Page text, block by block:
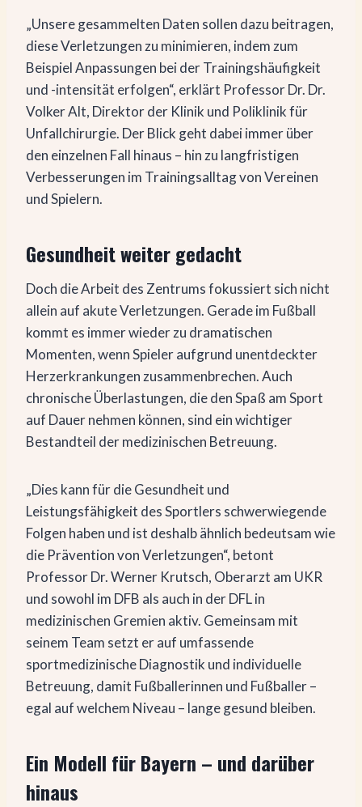
„Unsere gesammelten Daten sollen dazu beitragen,
diese Verletzungen zu minimieren, indem zum
Beispiel Anpassungen bei der Trainingshäufigkeit
und -intensität erfolgen“, erklärt Professor Dr. Dr.
Volker Alt, Direktor der Klinik und Poliklinik für
Unfallchirurgie. Der Blick geht dabei immer über
den einzelnen Fall hinaus – hin zu langfristigen
Verbesserungen im Trainingsalltag von Vereinen
und Spielern.
Gesundheit weiter gedacht
Doch die Arbeit des Zentrums fokussiert sich nicht
allein auf akute Verletzungen. Gerade im Fußball
kommt es immer wieder zu dramatischen
Momenten, wenn Spieler aufgrund unentdeckter
Herzerkrankungen zusammenbrechen. Auch
chronische Überlastungen, die den Spaß am Sport
auf Dauer nehmen können, sind ein wichtiger
Bestandteil der medizinischen Betreuung.
„Dies kann für die Gesundheit und
Leistungsfähigkeit des Sportlers schwerwiegende
Folgen haben und ist deshalb ähnlich bedeutsam wie
die Prävention von Verletzungen“, betont
Professor Dr. Werner Krutsch, Oberarzt am UKR
und sowohl im DFB als auch in der DFL in
medizinischen Gremien aktiv. Gemeinsam mit
seinem Team setzt er auf umfassende
sportmedizinische Diagnostik und individuelle
Betreuung, damit Fußballerinnen und Fußballer –
egal auf welchem Niveau – lange gesund bleiben.
Ein Modell für Bayern – und darüber
hinaus